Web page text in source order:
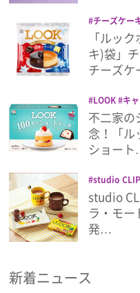
ランキング
Emo!miuとは？
免責事項
プライバシーポリシー
利用規約
お問い合わせ
チーズケー
ク「ルッ
キ)袋」
チーズ
LOOK キ
ョコレート
不二家の
念！「ル
ショー
studio CLIP
二家
雑貨
studio
ラ・モ
発…
新着ニュース